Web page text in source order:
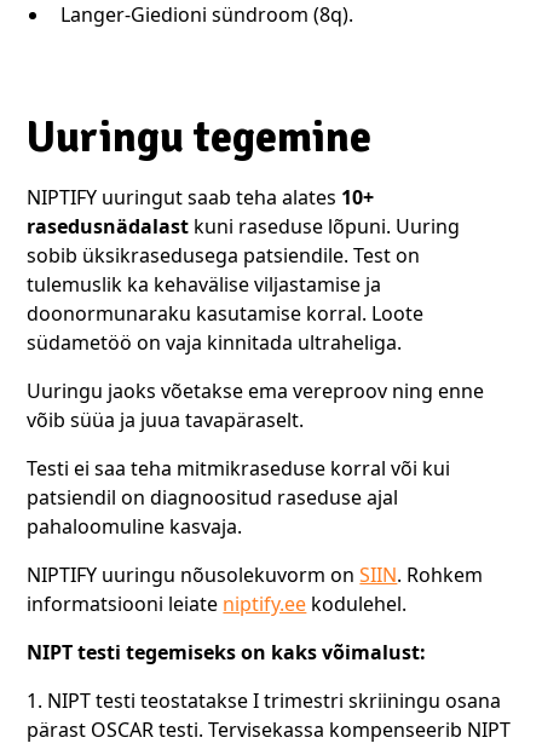
Langer-Giedioni sündroom (8q).
Uuringu tegemine
NIPTIFY uuringut saab teha alates 10+
rasedusnädalast kuni raseduse lõpuni. Uuring
sobib üksikrasedusega patsiendile. Test on
tulemuslik ka kehavälise viljastamise ja
doonormunaraku kasutamise korral. Loote
südametöö on vaja kinnitada ultraheliga.
Uuringu jaoks võetakse ema vereproov ning enne
võib süüa ja juua tavapäraselt.
Testi ei saa teha mitmikraseduse korral või kui
patsiendil on diagnoositud raseduse ajal
pahaloomuline kasvaja.
NIPTIFY uuringu nõusolekuvorm onSIIN. Rohkem
informatsiooni leiate niptify.ee kodulehel.
NIPT testi tegemiseks on kaks võimalust:
1. NIPT testi teostatakse I trimestri skriiningu osana
pärast OSCAR testi. Tervisekassa kompenseerib NIPT